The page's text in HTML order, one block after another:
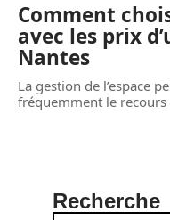
Comment
avec les prix
Nantes
La gestion de l’espace
fréquemment le
Recherche